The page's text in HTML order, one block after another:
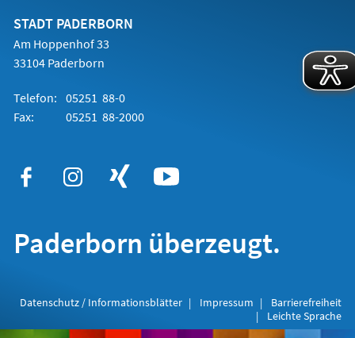
STADT PADERBORN
Am Hoppenhof 33
33104 Paderborn
Telefon: 05251 88-0
Fax:
05251 88-2000
Paderborn überzeugt.
Datenschutz / Informationsblätter Impressum
Barrierefreiheit
Leichte Sprache